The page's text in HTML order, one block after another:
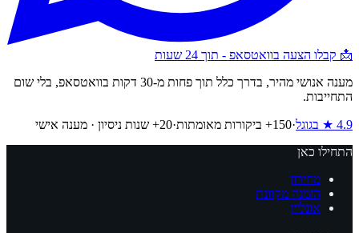
📩 קבלו הצעה בוואטסאפ - תוך 24 שעות
מענה אנושי מהיר, בדרך כלל תוך פחות מ-30 דקות בוואטסאפ
, בלי שום
התחייבות.
4.9 ★ בגוגל·
150+ ביקורות מאומתות·20+ שנות ניסיון · מענה אישי
התחילו כאן
מחירון
הזמנה מקוונת
אונליין